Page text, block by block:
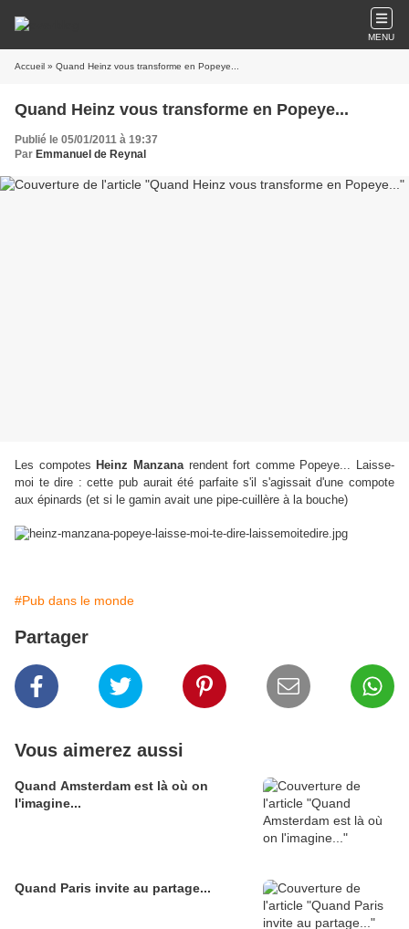
MENU
Accueil » Quand Heinz vous transforme en Popeye...
Quand Heinz vous transforme en Popeye...
Publié le 05/01/2011 à 19:37
Par Emmanuel de Reynal
Les compotes Heinz Manzanarendent fort comme Popeye... Laisse-
moi te dire : cette pub aurait été parfaite s'il s'agissait d'une compote
aux épinards (et si le gamin avait une pipe-cuillère à la bouche)
#Pub dans le monde
Partager
Vous aimerez aussi
Quand Amsterdam est là où on
l'imagine...
Quand Paris invite au partage...